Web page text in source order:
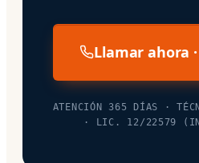
Llamar ahora ·
ATENCIÓN 365 DÍAS ·
· LIC. 12/22579